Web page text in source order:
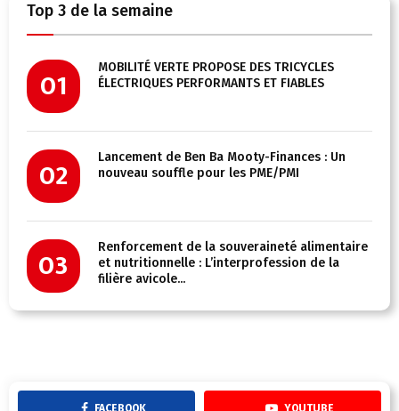
Top 3 de la semaine
01
MOBILITÉ VERTE PROPOSE DES TRICYCLES
ÉLECTRIQUES PERFORMANTS ET FIABLES
02
Lancement de Ben Ba Mooty-Finances : Un
nouveau souffle pour les PME/PMI
03
Renforcement de la souveraineté alimentaire
et nutritionnelle : L’interprofession de la
filière avicole...
FACEBOOK YOUTUBE